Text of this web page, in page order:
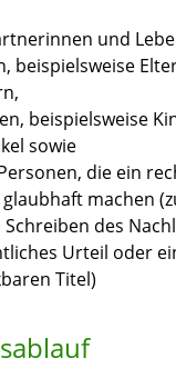
und
beispielsweise
beispielsweise
sowie
die ein
machen
des
Urteil oder
Titel)